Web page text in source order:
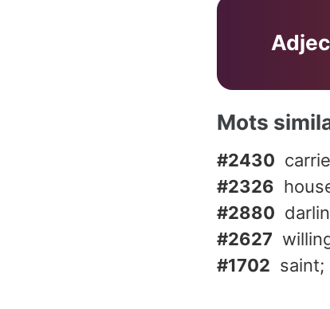
Mots
#2430
#2326
#2880
#2627
#1702 saint;